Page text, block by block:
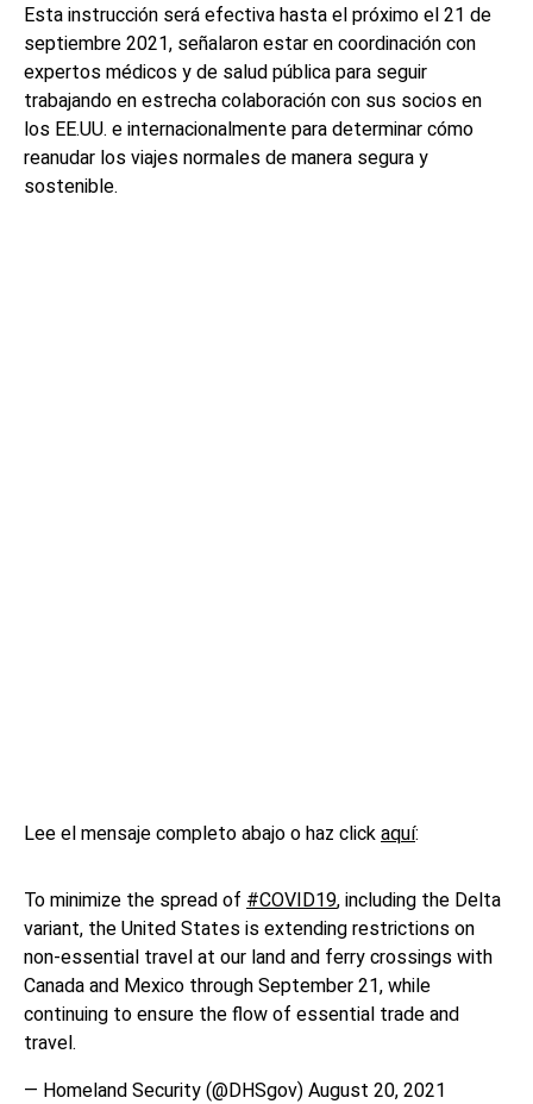
Esta instrucción será efectiva hasta el próximo el 21 de
septiembre 2021, señalaron estar en coordinación con
expertos médicos y de salud pública para seguir
trabajando en estrecha colaboración con sus socios en
los EE.UU. e internacionalmente para determinar cómo
reanudar los viajes normales de manera segura y
sostenible.
Lee el mensaje completo abajo o haz clickaquí:
To minimize the spread of #COVID19, including the Delta
variant, the United States is extending restrictions on
non-essential travel at our land and ferry crossings with
Canada and Mexico through September 21, while
continuing to ensure the flow of essential trade and
travel.
— Homeland Security (@DHSgov)August 20, 2021